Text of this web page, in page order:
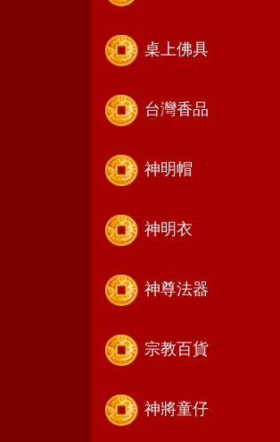
桌上佛具
台灣香品
神明帽
神明衣
神尊法器
宗教百貨
神將童仔